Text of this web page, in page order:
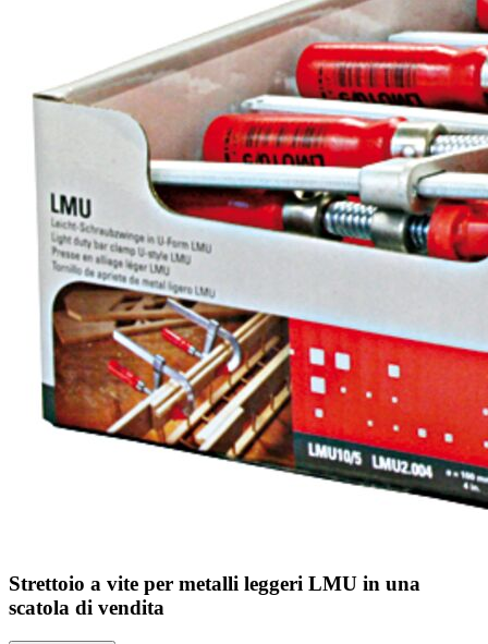
Strettoio a vite per metalli leggeri LMU in una
scatola di vendita